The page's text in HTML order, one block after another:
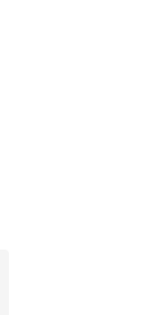
de € 65,00 à